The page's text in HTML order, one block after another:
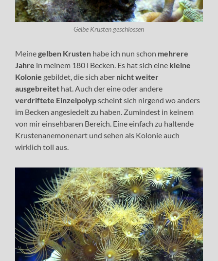
Gelbe Krusten geschlossen
Meinegelben Krusten habe ich nun schon mehrere
Jahre in meinem 180 l Becken. Es hat sich eine kleine
Kolonie gebildet, die sich aber nicht weiter
ausgebreitet hat. Auch der eine oder andere
verdriftete Einzelpolypscheint sich nirgend wo anders
im Becken angesiedelt zu haben. Zumindest in keinem
von mir einsehbaren Bereich. Eine einfach zu haltende
Krustenanemonenart und sehen als Kolonie auch
wirklich toll aus.